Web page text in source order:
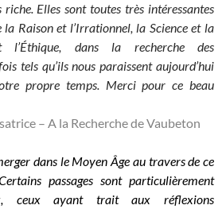
riche. Elles sont toutes très intéressantes
Raison et l’Irrationnel, la Science et la
dans la recherche des
tels qu’ils nous paraissent aujourd’hui
propre temps. Merci pour ce beau
– A la Recherche de Vaubeton
dans le Moyen Âge au travers de ce
passages sont particulièrement
ceux ayant trait aux réflexions